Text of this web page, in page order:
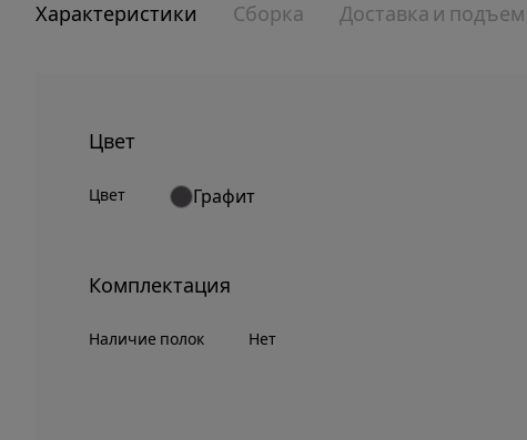
Характеристики Сборка Доставка и подъем
Цвет
Цвет Графит
Комплектация
Наличие полок Нет